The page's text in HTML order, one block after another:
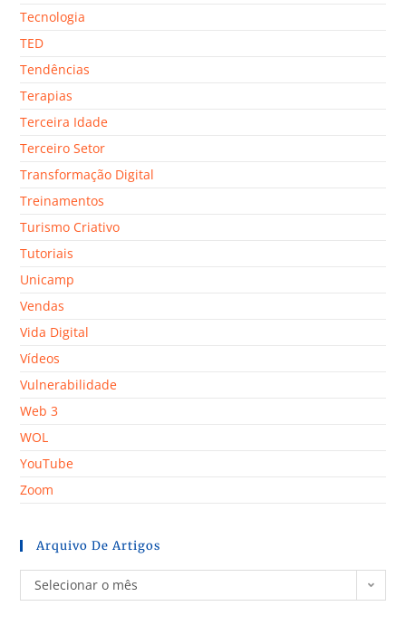
Tecnologia
TED
Tendências
Terapias
Terceira Idade
Terceiro Setor
Transformação Digital
Treinamentos
Turismo Criativo
Tutoriais
Unicamp
Vendas
Vida Digital
Vídeos
Vulnerabilidade
Web 3
WOL
YouTube
Zoom
Arquivo De Artigos
Selecionar o mês